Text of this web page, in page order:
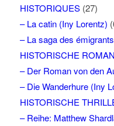
HISTORIQUES(27)
– La catin (Iny Lorentz)
– La saga des
HISTORISCHE
– Der Roman von den
– Die Wanderhure (Iny
HISTORISCHE
– Reihe: Matthew